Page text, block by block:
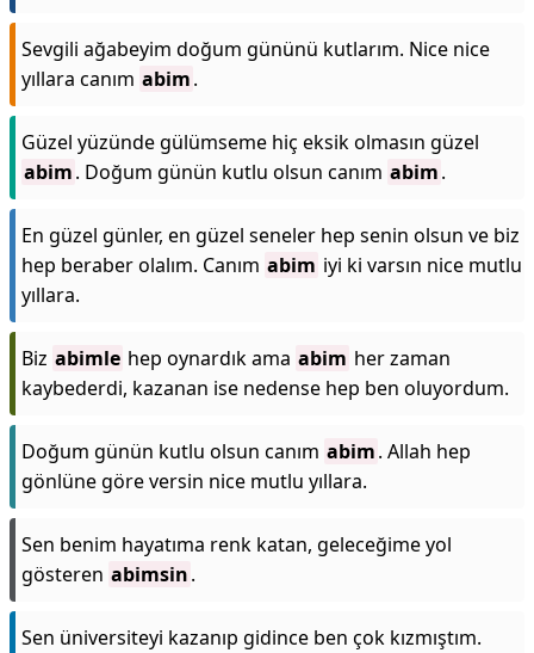
Sevgili ağabeyim doğum gününü kutlarım. Nice nice
yıllara canım abim.
Güzel yüzünde gülümseme hiç eksik olmasın güzel
abim. Doğum günün kutlu olsun canım abim.
En güzel günler, en güzel seneler hep senin olsun ve biz
hep beraber olalım. Canım abim iyi ki varsın nice mutlu
yıllara.
Biz abimle hep oynardık ama abim her zaman
kaybederdi, kazanan ise nedense hep ben oluyordum.
Doğum günün kutlu olsun canım abim. Allah hep
gönlüne göre versin nice mutlu yıllara.
Sen benim hayatıma renk katan, geleceğime yol
gösteren abimsin.
Sen üniversiteyi kazanıp gidince ben çok kızmıştım.